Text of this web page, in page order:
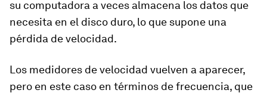
su computadora a veces almacena los datos que
necesita en el disco duro, lo que supone una
pérdida de velocidad.
Los medidores de velocidad vuelven a aparecer,
pero en este caso en términos de frecuencia, que